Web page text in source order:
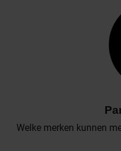
Welke merken kunnen